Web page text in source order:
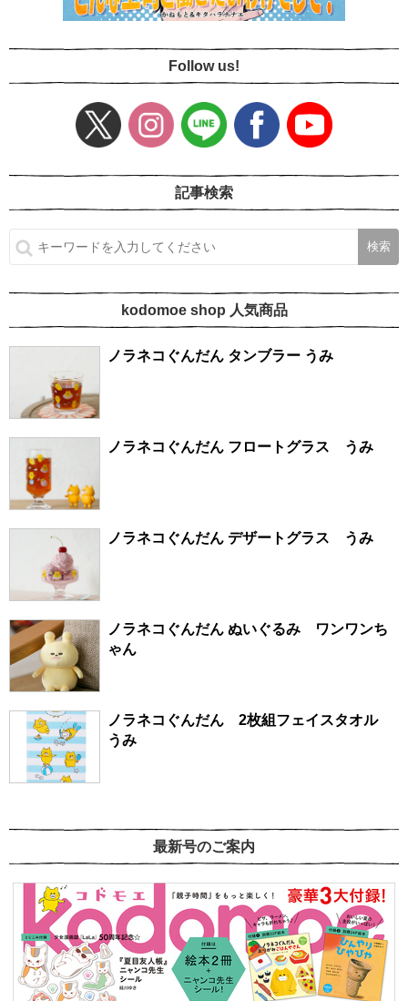
Follow us!
記事検索
kodomoe shop 人気商品
ノラネコぐんだん タンブラー うみ
ノラネコぐんだん フロートグラス うみ
ノラネコぐんだん デザートグラス うみ
ノラネコぐんだん ぬいぐるみ ワンワンち
ゃん
ノラネコぐんだん 2枚組フェイスタオル
うみ
最新号のご案内